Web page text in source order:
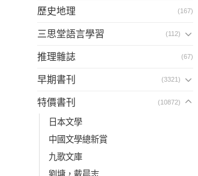
歷史地理 (167)
三思堂語言學習 (112)
推理雜誌 (67)
早期書刊 (3321)
特價書刊 (10872)
日本文學
中國文學總新賞
九歌文庫
劉墉，戴晨志